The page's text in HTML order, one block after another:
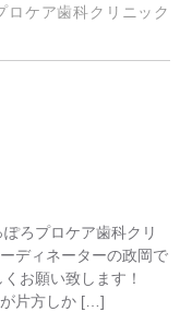
ロケア歯科クリニック
ろプロケア歯科クリ
ディネーターの政岡で
お願い致します！
片方しか […]